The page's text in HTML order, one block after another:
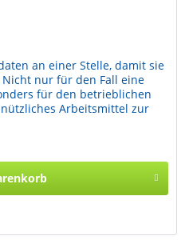
an einer Stelle, damit sie
nur für den Fall eine
für den betrieblichen
Arbeitsmittel zur